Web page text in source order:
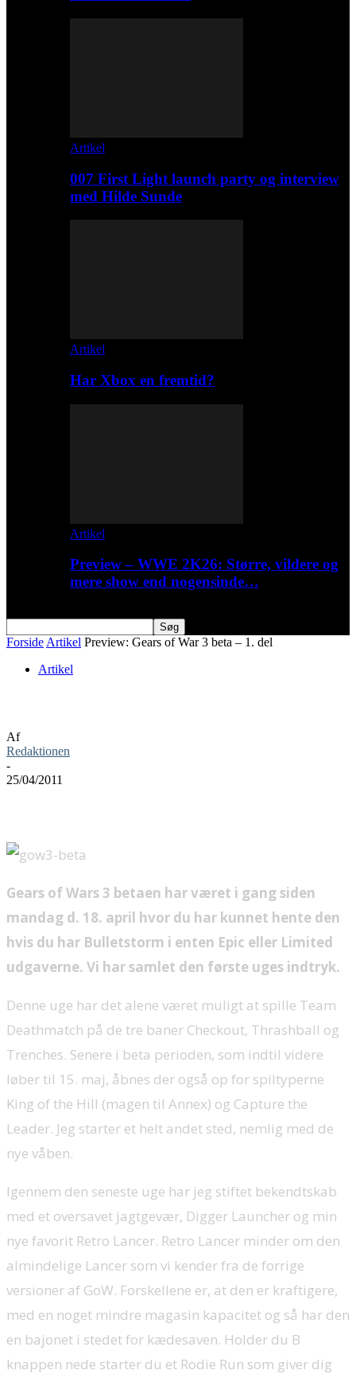
Artikel
007 First Light launch party og interview
med Hilde Sunde
Artikel
Har Xbox en fremtid?
Artikel
Preview – WWE 2K26: Større, vildere og
mere show end nogensinde…
Forside Artikel Preview: Gears of War 3 beta – 1. del
Artikel
Af
Redaktionen
-
25/04/2011
Gears of Wars 3 betaen har været i gang siden
mandag d. 18. april hvor du har kunnet hente den
hvis du har Bulletstorm i enten Epic eller Limited
udgaverne. Vi har samlet den første uges indtryk.
Denne uge har det alene været muligt at spille Team
Deathmatch på de tre baner Checkout, Thrashball og
Trenches. Senere i beta perioden, som indtil videre
løber til 15. maj, åbnes der også op for spiltyperne
King of the Hill (magen til Annex) og Capture the
Leader. Jeg starter et helt andet sted, nemlig med de
nye våben.
Igennem den seneste uge har jeg stiftet bekendtskab
med et oversavet jagtgevær, Digger Launcher og min
nye favorit Retro Lancer. Retro Lancer minder om den
almindelige Lancer som vi kender fra de forrige
versioner af GoW. Forskellene er, at den er kraftigere,
med en noget mindre magasin kapacitet og så har den
en bajonet i stedet for kædesaven. Holder du B
knappen nede starter du et Rodie Run som giver dig